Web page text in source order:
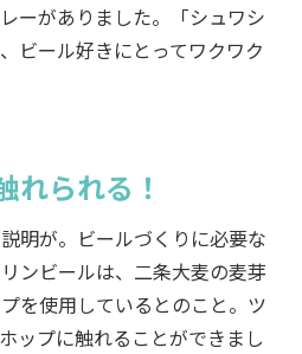
ーがありました。「シュワシ
ビール好きにとってワクワク
れられる！
明が。ビールづくりに必要な
ンビールは、二条大麦の麦芽
を使用しているとのこと。ツ
ップに触れることができまし